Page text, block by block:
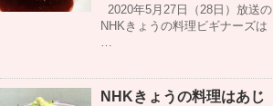
2020年5月27日（28日）放送の
NHKきょうの料理ビギナーズは
…
NHKきょうの料理はあじ